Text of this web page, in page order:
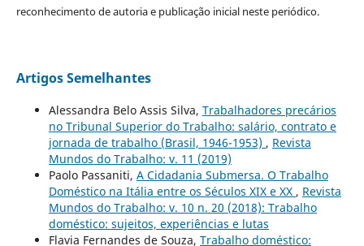
reconhecimento de autoria e publicação inicial neste periódico.
Artigos Semelhantes
Alessandra Belo Assis Silva, Trabalhadores precários
no Tribunal Superior do Trabalho: salário, contrato e
jornada de trabalho (Brasil, 1946-1953) , Revista
Mundos do Trabalho: v. 11 (2019)
Paolo Passaniti, A Cidadania Submersa. O Trabalho
Doméstico na Itália entre os Séculos XIX e XX , Revista
Mundos do Trabalho: v. 10 n. 20 (2018): Trabalho
doméstico: sujeitos, experiências e lutas
Flavia Fernandes de Souza, Trabalho doméstico: